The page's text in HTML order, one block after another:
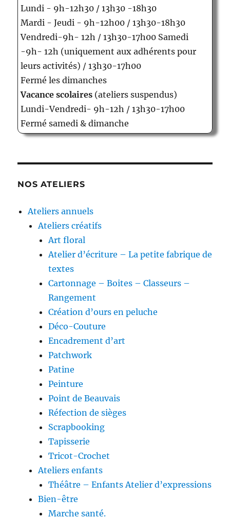
Lundi - 9h-12h30 / 13h30 -18h30
Mardi - Jeudi - 9h-12h00 / 13h30-18h30
Vendredi-9h- 12h / 13h30-17h00 Samedi
-9h- 12h (uniquement aux adhérents pour
leurs activités) / 13h30-17h00
Fermé les dimanches
Vacance scolaires (ateliers suspendus)
Lundi-Vendredi- 9h-12h / 13h30-17h00
Fermé samedi & dimanche
NOS ATELIERS
Ateliers annuels
Ateliers créatifs
Art floral
Atelier d’écriture – La petite fabrique de
textes
Cartonnage – Boites – Classeurs –
Rangement
Création d’ours en peluche
Déco-Couture
Encadrement d’art
Patchwork
Patine
Peinture
Point de Beauvais
Réfection de sièges
Scrapbooking
Tapisserie
Tricot-Crochet
Ateliers enfants
Théâtre – Enfants Atelier d’expressions
Bien-être
Marche santé.